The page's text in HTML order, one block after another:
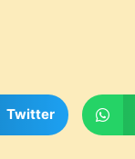
Twitter